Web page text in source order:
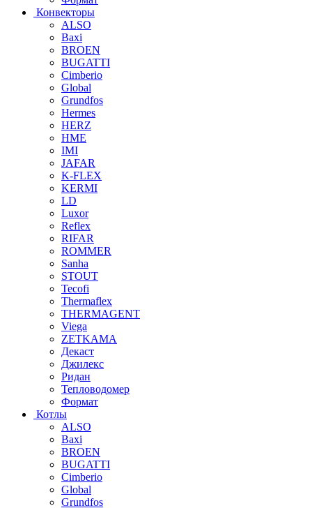
Конвекторы
ALSO
Baxi
BROEN
BUGATTI
Cimberio
Global
Grundfos
Hermes
HERZ
HME
IMI
JAFAR
K-FLEX
KERMI
LD
Luxor
Reflex
RIFAR
ROMMER
Sanha
STOUT
Tecofi
Thermaflex
THERMAGENT
Viega
ZETKAMA
Декаст
Джилекс
Ридан
Тепловодомер
Формат
Котлы
ALSO
Baxi
BROEN
BUGATTI
Cimberio
Global
Grundfos